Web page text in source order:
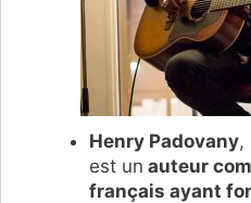
Henry Padovany,
est un auteur
français ayant